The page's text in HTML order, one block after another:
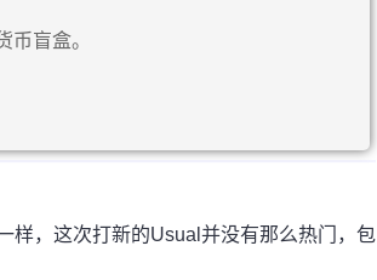
币盲盒。
样，这次打新的Usual并没有那么热门，包